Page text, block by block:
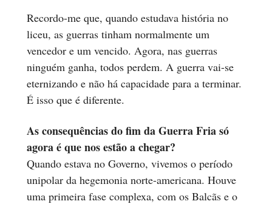
Recordo-me que, quando estudava história no
liceu, as guerras tinham normalmente um
vencedor e um vencido. Agora, nas guerras
ninguém ganha, todos perdem. A guerra vai-se
eternizando e não há capacidade para a terminar.
É isso que é diferente.
As consequências do fim da Guerra Fria só
agora é que nos estão a chegar?
Quando estava no Governo, vivemos o período
unipolar da hegemonia norte-americana. Houve
uma primeira fase complexa, com os Balcãs e o